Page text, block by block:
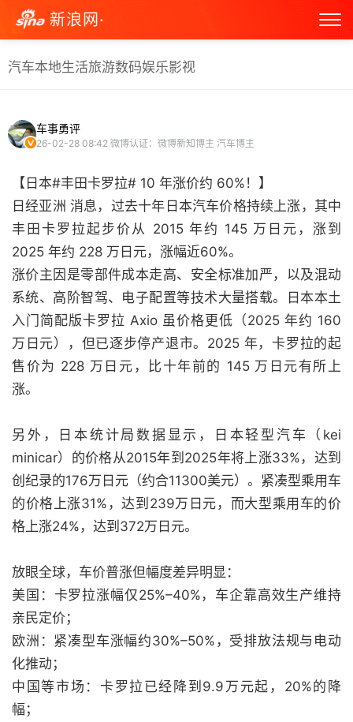
新浪网·
汽车本地生活旅游数码娱乐影视
车事勇评
26-02-28 08:42 微博认证：微博新知博主 汽车博主
【日本#丰田卡罗拉# 10 年涨价约 60%！】
日经亚洲 消息，过去十年日本汽车价格持续上涨，其中
丰田卡罗拉起步价从 2015 年约 145 万日元，涨到
2025 年约 228 万日元，涨幅近60%。
涨价主因是零部件成本走高、安全标准加严，以及混动
系统、高阶智驾、电子配置等技术大量搭载。日本本土
入门简配版卡罗拉 Axio 虽价格更低（2025 年约 160
万日元），但已逐步停产退市。2025 年，卡罗拉的起
售价为 228 万日元，比十年前的 145 万日元有所上
涨。
另外，日本统计局数据显示，日本轻型汽车（kei
minicar）的价格从2015年到2025年将上涨33%，达到
创纪录的176万日元（约合11300美元）。紧凑型乘用车
的价格上涨31%，达到239万日元，而大型乘用车的价
格上涨24%，达到372万日元。
放眼全球，车价普涨但幅度差异明显：
美国：卡罗拉涨幅仅25%–40%，车企靠高效生产维持
亲民定价；
欧洲：紧凑型车涨幅约30%–50%，受排放法规与电动
化推动；
中国等市场：卡罗拉已经降到9.9万元起，20%的降
幅；